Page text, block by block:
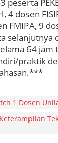
4 dosen
FMIPA, 9
selanjutnya
64 jam
praktik
1 Dosen